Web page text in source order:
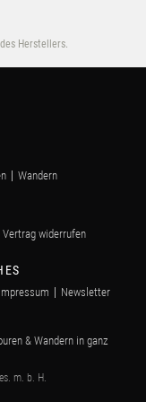
Herstellers.
Wandern
Vertrag widerrufen
Impressum Newsletter
& Wandern in ganz
m. b. H.